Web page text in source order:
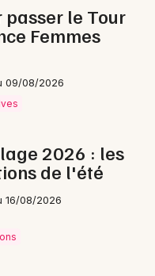
Est
passer le Tour
Femmes
09/08/2026
2026 : les
de l'été
16/08/2026